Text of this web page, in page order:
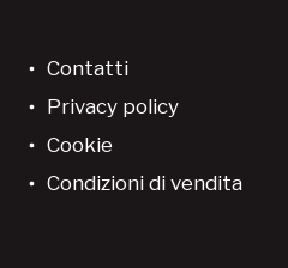
Contatti
Privacy policy
Cookie
Condizioni di vendita